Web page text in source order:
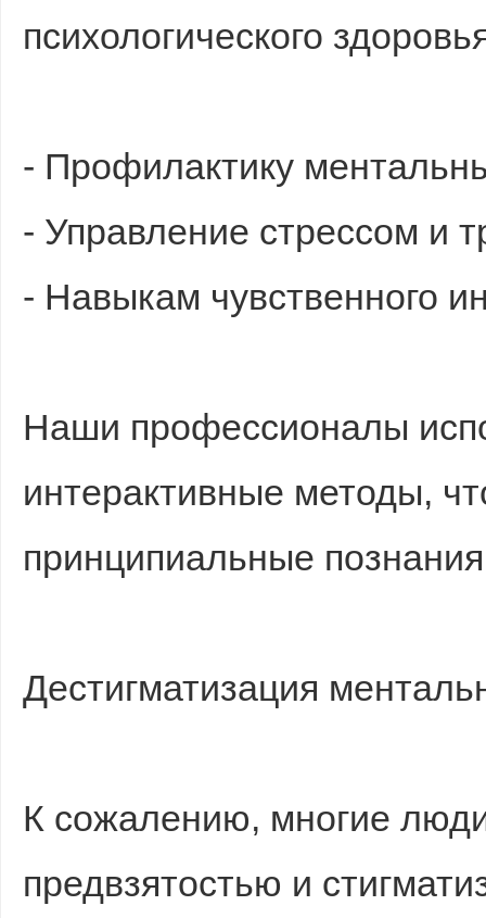
психологического
- Профилактику
- Управление стрессом и
- Навыкам чувственного
Наши профессионалы
интерактивные методы,
принципиальные
Дестигматизация
К сожалению, многие
предвзятостью и